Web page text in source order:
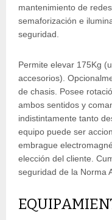
mantenimiento de
semaforización e
seguridad.
Permite elevar 175Kg
accesorios).
de chasis. Posee
ambos sentidos y
indistintamente tanto
equipo puede ser
embrague
elección del cliente.
seguridad de la Norma